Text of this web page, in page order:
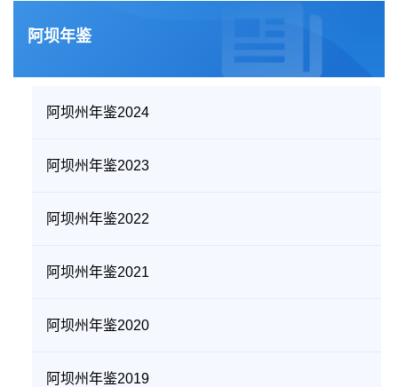
阿坝年鉴
阿坝州年鉴2024
阿坝州年鉴2023
阿坝州年鉴2022
阿坝州年鉴2021
阿坝州年鉴2020
阿坝州年鉴2019